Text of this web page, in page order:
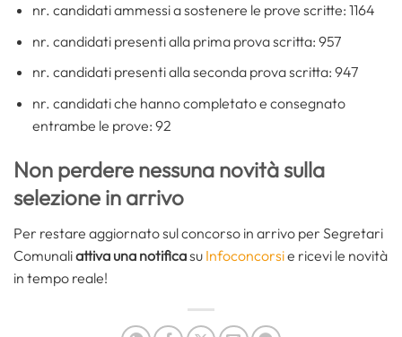
nr. candidati ammessi a sostenere le prove scritte: 1164
nr. candidati presenti alla prima prova scritta: 957
nr. candidati presenti alla seconda prova scritta: 947
nr. candidati che hanno completato e consegnato
entrambe le prove: 92
Non perdere nessuna novità sulla
selezione in arrivo
Per restare aggiornato sul concorso in arrivo per Segretari
Comunaliattiva una notificasu Infoconcorsie ricevi le novità
in tempo reale!